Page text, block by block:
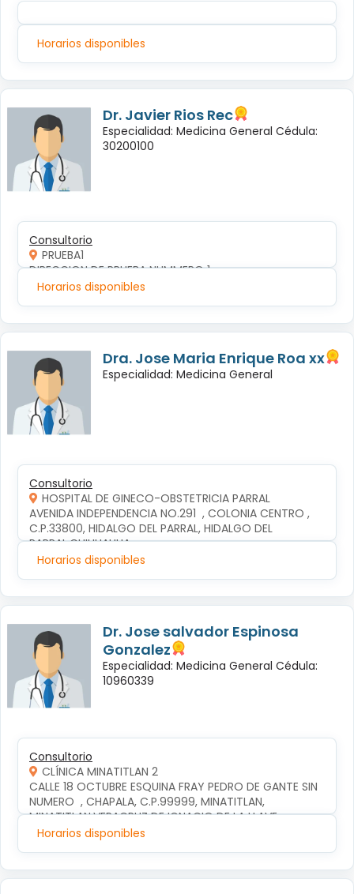
Horarios disponibles
Dr. Javier Rios Rec
Especialidad: Medicina General Cédula:
30200100
Consultorio
PRUEBA1
DIRECCION DE PRUEBA NUMMERO 1
Horarios disponibles
Dra. Jose Maria Enrique Roa xx
Especialidad: Medicina General
Consultorio
HOSPITAL DE GINECO-OBSTETRICIA PARRAL
AVENIDA INDEPENDENCIA NO.291  , COLONIA CENTRO ,
C.P.33800, HIDALGO DEL PARRAL, HIDALGO DEL
PARRAL,CHIHUAHUA
Horarios disponibles
Dr. Jose salvador Espinosa
Gonzalez
Especialidad: Medicina General Cédula:
10960339
Consultorio
CLÍNICA MINATITLAN 2
CALLE 18 OCTUBRE ESQUINA FRAY PEDRO DE GANTE SIN
NUMERO  , CHAPALA, C.P.99999, MINATITLAN,
MINATITLAN,VERACRUZ DE IGNACIO DE LA LLAVE
Horarios disponibles